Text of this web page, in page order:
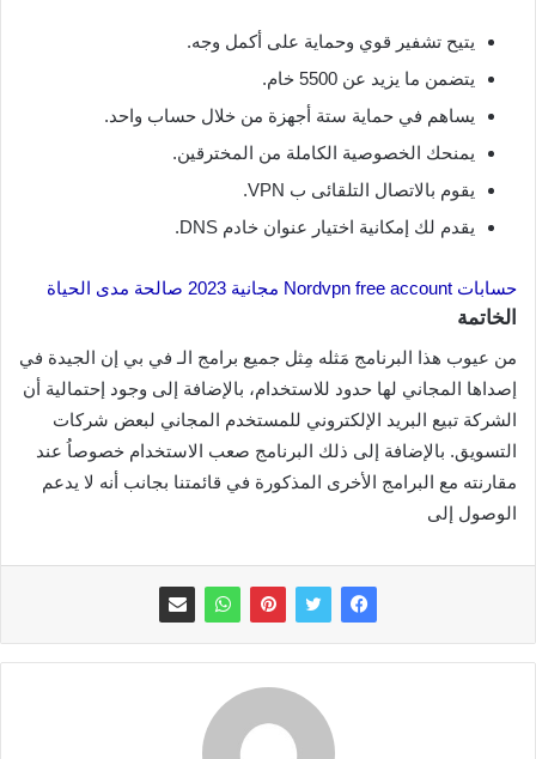
يتيح تشفير قوي وحماية على أكمل وجه.
يتضمن ما يزيد عن 5500 خام.
يساهم في حماية ستة أجهزة من خلال حساب واحد.
يمنحك الخصوصية الكاملة من المخترقين.
يقوم بالاتصال التلقائى ب VPN.
يقدم لك إمكانية اختيار عنوان خادم DNS.
حسابات Nordvpn free account مجانية 2023 صالحة مدى الحياة
الخاتمة
من عيوب هذا البرنامج مَثله مِثل جميع برامج الـ في بي إن الجيدة في
إصداها المجاني لها حدود للاستخدام، بالإضافة إلى وجود إحتمالية أن
الشركة تبيع البريد الإلكتروني للمستخدم المجاني لبعض شركات
التسويق. بالإضافة إلى ذلك البرنامج صعب الاستخدام خصوصاُ عند
مقارنته مع البرامج الأخرى المذكورة في قائمتنا بجانب أنه لا يدعم
الوصول إلى